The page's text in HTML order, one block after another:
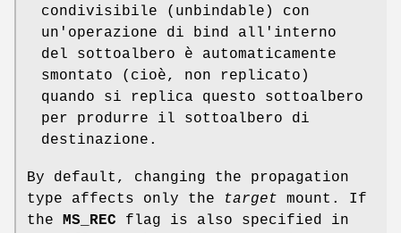
condivisibile (unbindable) con
un'operazione di bind all'interno
del sottoalbero è automaticamente
smontato (cioè, non replicato)
quando si replica questo sottoalbero
per produrre il sottoalbero di
destinazione.
By default, changing the propagation
type affects only the
target mount. If
the MS_REC flag is also specified in